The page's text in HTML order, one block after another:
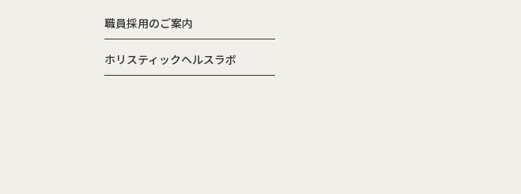
職員採用のご案内
ホリスティックヘルスラボ